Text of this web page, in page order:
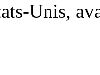
Unis,